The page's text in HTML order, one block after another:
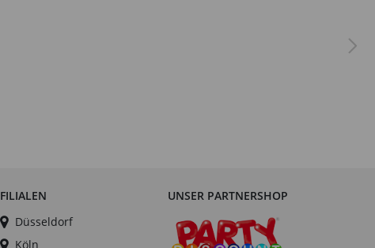
FILIALEN
Düsseldorf
Köln
UNSER PARTNERSHOP